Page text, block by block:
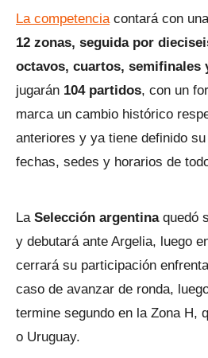
La competenciacontará con
12 zonas, seguida por
octavos, cuartos, semifinales
jugarán 104 partidos, con un
marca un cambio histórico
anteriores y ya tiene definido
fechas, sedes y horarios de
La Selección argentinaquedó
y debutará ante Argelia, luego
cerrará su participación
caso de avanzar de ronda,
termine segundo en la Zona H,
o Uruguay.